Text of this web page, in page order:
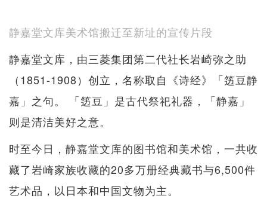
静嘉堂文库美术馆搬迁至新址的宣传片段
静嘉堂文库，由三菱集团第二代社长岩崎弥之助
（1851-1908）创立，名称取自《诗经》「笾豆静
嘉」之句。 「笾豆」是古代祭祀礼器，「静嘉」
则是清洁美好之意。
时至今日，静嘉堂文库的图书馆和美术馆，一共收
藏了岩崎家族收藏的20多万册经典藏书与6,500件
艺术品，以日本和中国文物为主。